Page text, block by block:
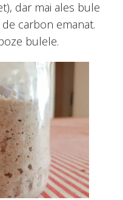
dar mai ales bule
carbon emanat.
bulele.